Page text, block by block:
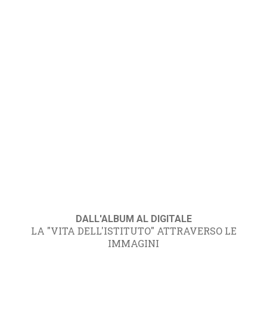
DALL'ALBUM AL DIGITALE
LA "VITA DELL'ISTITUTO" ATTRAVERSO LE
IMMAGINI